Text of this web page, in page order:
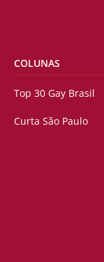
COLUNAS
Top 30 Gay Brasil
Curta São Paulo